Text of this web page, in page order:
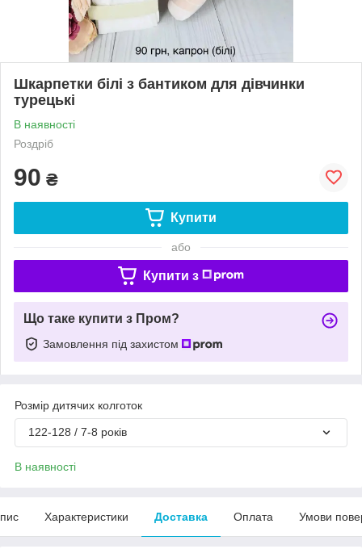
Шкарпетки білі з бантиком для дівчинки
турецькі
В наявності
Роздріб
90 ₴
Купити
або
Купити з
Що таке купити з Пром?
Замовлення під захистом
Розмір дитячих колготок
122-128 / 7-8 років
В наявності
Характеристики Доставка Оплата Умови